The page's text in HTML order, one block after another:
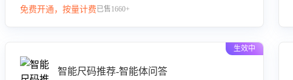
免费开通，按量计费已售1660+
生效中
智能尺码推荐-智能体问答